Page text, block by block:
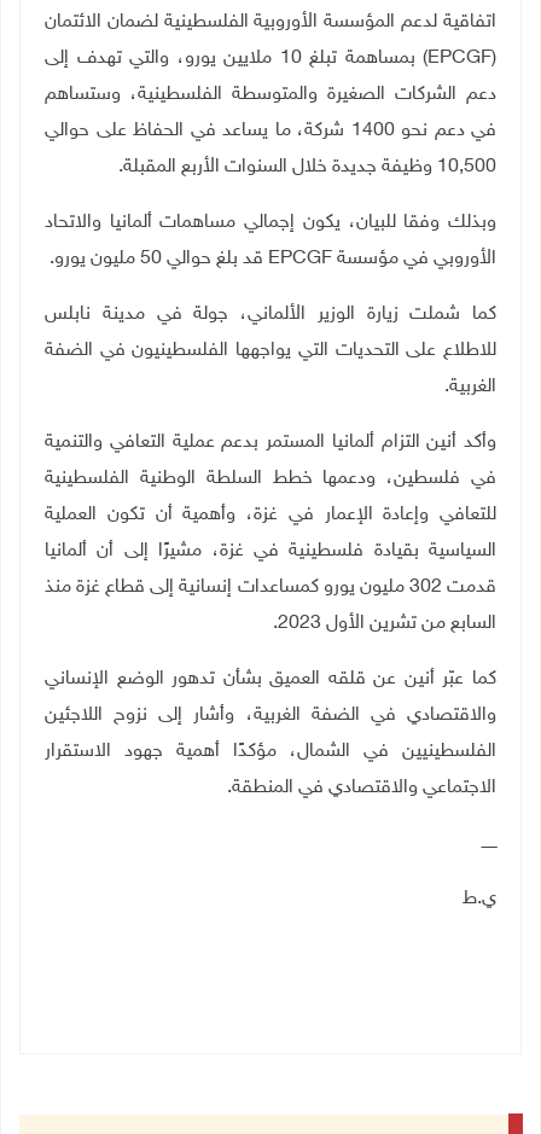
اتفاقية لدعم المؤسسة الأوروبية الفلسطينية لضمان الائتمان
(
EPCGF
) بمساهمة تبلغ 10 ملايين يورو، والتي تهدف إلى
دعم الشركات الصغيرة والمتوسطة الفلسطينية، وستساهم
في دعم نحو 1400 شركة، ما يساعد في الحفاظ على حوالي
10,500 وظيفة جديدة خلال السنوات الأربع المقبلة.
وبذلك وفقا للبيان، يكون إجمالي مساهمات ألمانيا والاتحاد
الأوروبي في مؤسسة EPCGF قد بلغ حوالي 50 مليون يورو.
كما شملت زيارة الوزير الألماني، جولة في مدينة نابلس
للاطلاع على التحديات التي يواجهها الفلسطينيون في الضفة
الغربية.
وأكد أنين التزام ألمانيا المستمر بدعم عملية التعافي والتنمية
في فلسطين، ودعمها خطط السلطة الوطنية الفلسطينية
للتعافي وإعادة الإعمار في غزة، وأهمية أن تكون العملية
السياسية بقيادة فلسطينية في غزة، مشيرًا إلى أن ألمانيا
قدمت 302 مليون يورو كمساعدات إنسانية إلى قطاع غزة منذ
السابع من تشرين الأول 2023.
كما عبّر أنين عن قلقه العميق بشأن تدهور الوضع الإنساني
والاقتصادي في الضفة الغربية، وأشار إلى نزوح اللاجئين
الفلسطينيين في الشمال، مؤكدًا أهمية جهود الاستقرار
الاجتماعي والاقتصادي في المنطقة.
ــــــ
ي.ط